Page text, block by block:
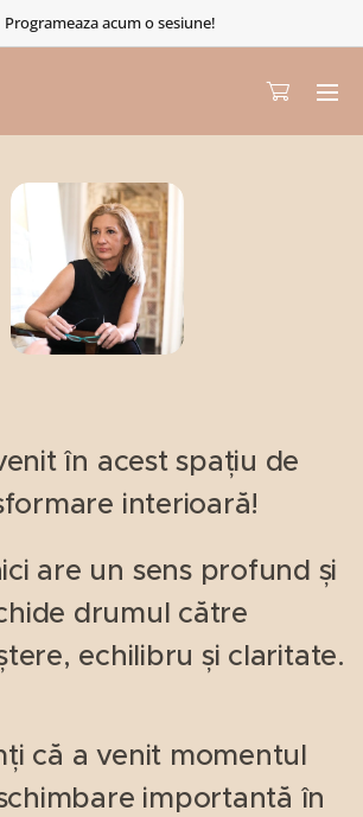
Programeaza acum o sesiune!
în acest spațiu de
interioară!
are un sens profund și
drumul către
echilibru și claritate.
că a venit momentul
importantă în